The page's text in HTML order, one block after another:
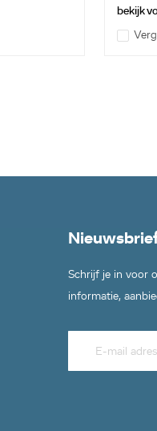
bekijk
Schrijf je in voor
informatie,